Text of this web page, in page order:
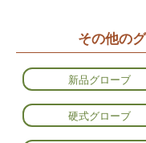
その他の
新品グローブ
硬式グローブ